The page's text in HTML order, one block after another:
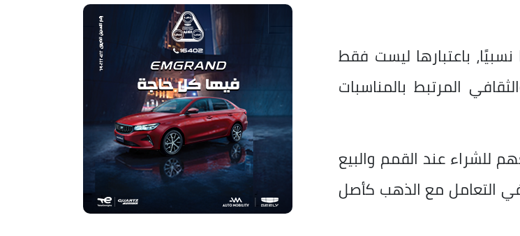
باعتبارها ليست فقط
المرتبط بالمناسبات
للشراء عند القمم والبيع
في التعامل مع الذهب كأصل